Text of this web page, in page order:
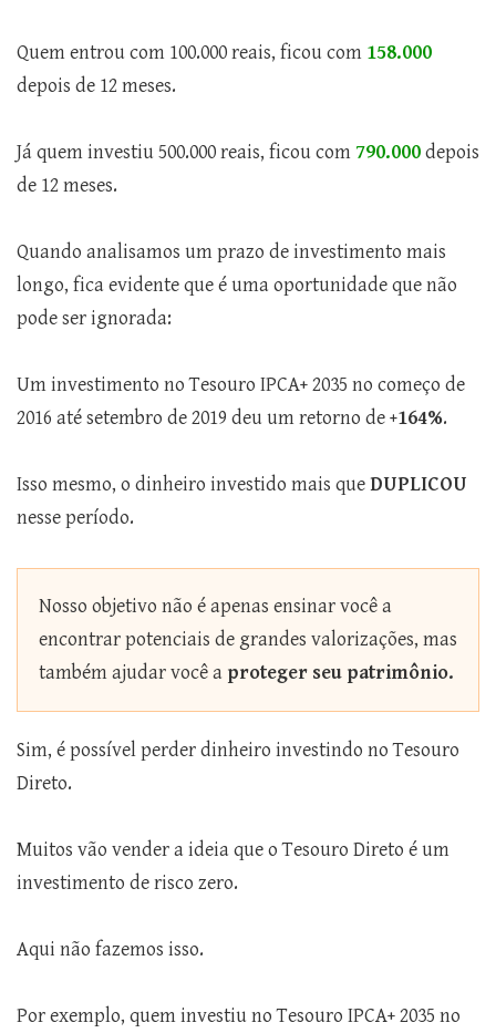
Quem entrou com 100.000 reais, ficou com 158.000
depois de 12 meses.
Já quem investiu 500.000 reais, ficou com 790.000depois
de 12 meses.
Quando analisamos um prazo de investimento mais
longo, fica evidente que é uma oportunidade que não
pode ser ignorada:
Um investimento no Tesouro IPCA+ 2035 no começo de
2016 até setembro de 2019 deu um retorno de+164%.
Isso mesmo, o dinheiro investido mais queDUPLICOU
nesse período.
Nosso objetivo não é apenas ensinar você a
encontrar potenciais de grandes valorizações, mas
também ajudar você a proteger seu patrimônio.
Sim, é possível perder dinheiro investindo no Tesouro
Direto.
Muitos vão vender a ideia que o Tesouro Direto é um
investimento de risco zero.
Aqui não fazemos isso.
Por exemplo, quem investiu no Tesouro IPCA+ 2035 no